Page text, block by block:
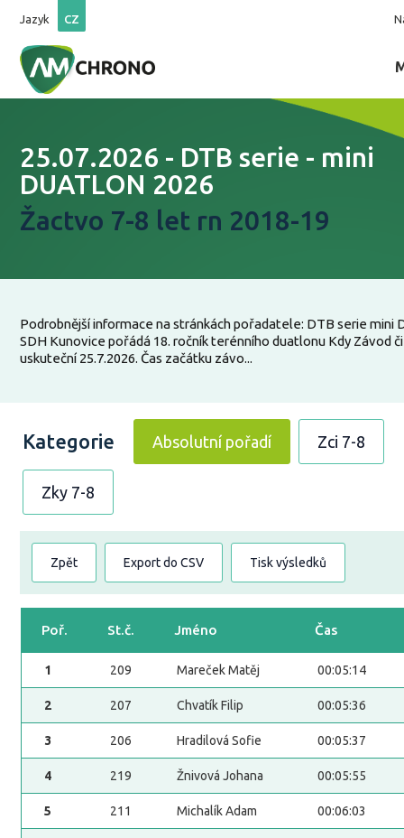
Jazyk CZ
25.07.2026 - DTB serie - mini
DUATLON 2026
Žactvo 7-8 let rn 2018-19
Podrobnější informace na stránkách pořadatele: DTB serie mini
SDH Kunovice pořádá 18. ročník terénního duatlonu Kdy Závod
uskuteční 25.7.2026. Čas začátku závo...
Kategorie Absolutní pořadí Zci 7-8
Zky 7-8
Zpět Export do CSV Tisk výsledků
Poř. St.č. Jméno Čas
1 209 Mareček Matěj 00:05:14
2 207 Chvatík Filip 00:05:36
3 206 Hradilová Sofie 00:05:37
4 219 Žnivová Johana 00:05:55
5 211 Michalík Adam 00:06:03